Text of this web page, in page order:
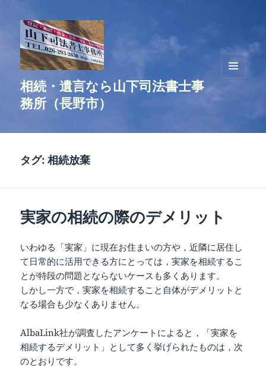
相続・遺言なら山下司法書士事
務所（長野市）
タグ:相続放棄
実家の相続の際のデメリット
いわゆる「実家」に現在お住まいの方や，近隣に居住し
て日常的に活用できる方にとっては，実家を相続するこ
とが特段の問題とならないケースも多くあります。
しかし一方で，実家を相続すること自体がデメリットと
なる場合も少なくありません。
AlbaLink社が調査したアンケートによると，「実家を
相続するデメリット」として多く挙げられたものは，次
のとおりです。